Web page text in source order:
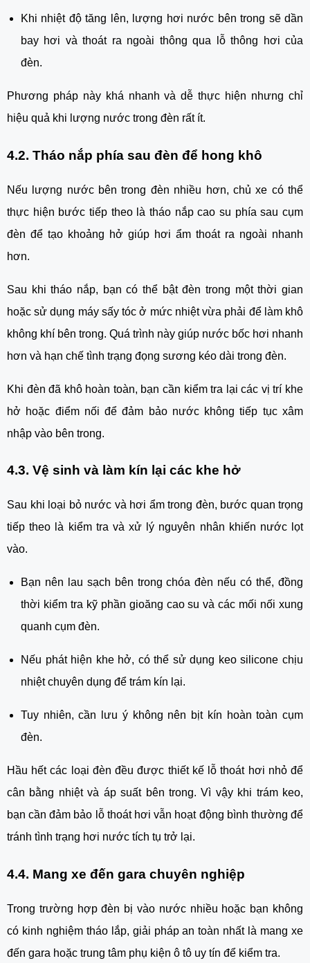
Khi nhiệt độ tăng lên, lượng hơi nước bên trong sẽ dần
bay hơi và thoát ra ngoài thông qua lỗ thông hơi của
đèn.
Phương pháp này khá nhanh và dễ thực hiện nhưng chỉ
hiệu quả khi lượng nước trong đèn rất ít.
4.2. Tháo nắp phía sau đèn để hong khô
Nếu lượng nước bên trong đèn nhiều hơn, chủ xe có thể
thực hiện bước tiếp theo là tháo nắp cao su phía sau cụm
đèn để tạo khoảng hở giúp hơi ẩm thoát ra ngoài nhanh
hơn.
Sau khi tháo nắp, bạn có thể bật đèn trong một thời gian
hoặc sử dụng máy sấy tóc ở mức nhiệt vừa phải để làm khô
không khí bên trong. Quá trình này giúp nước bốc hơi nhanh
hơn và hạn chế tình trạng đọng sương kéo dài trong đèn.
Khi đèn đã khô hoàn toàn, bạn cần kiểm tra lại các vị trí khe
hở hoặc điểm nối để đảm bảo nước không tiếp tục xâm
nhập vào bên trong.
4.3. Vệ sinh và làm kín lại các khe hở
Sau khi loại bỏ nước và hơi ẩm trong đèn, bước quan trọng
tiếp theo là kiểm tra và xử lý nguyên nhân khiến nước lọt
vào.
Bạn nên lau sạch bên trong chóa đèn nếu có thể, đồng
thời kiểm tra kỹ phần gioăng cao su và các mối nối xung
quanh cụm đèn.
Nếu phát hiện khe hở, có thể sử dụng keo silicone chịu
nhiệt chuyên dụng để trám kín lại.
Tuy nhiên, cần lưu ý không nên bịt kín hoàn toàn cụm
đèn.
Hầu hết các loại đèn đều được thiết kế lỗ thoát hơi nhỏ để
cân bằng nhiệt và áp suất bên trong. Vì vậy khi trám keo,
bạn cần đảm bảo lỗ thoát hơi vẫn hoạt động bình thường để
tránh tình trạng hơi nước tích tụ trở lại.
4.4. Mang xe đến gara chuyên nghiệp
Trong trường hợp đèn bị vào nước nhiều hoặc bạn không
có kinh nghiệm tháo lắp, giải pháp an toàn nhất là mang xe
đến gara hoặc trung tâm phụ kiện ô tô uy tín để kiểm tra.